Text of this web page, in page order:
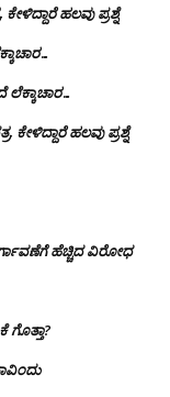
ಹಲವು ಪ್ರಶ್ನೆ
ಹಲವು ಪ್ರಶ್ನೆ
ಹೆಚ್ಚಿದ‌ ವಿರೋಧ